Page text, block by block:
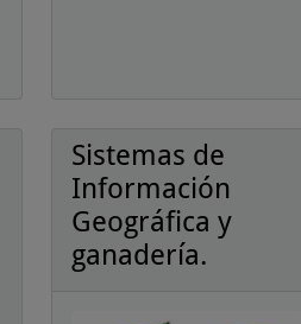
Sistemas de
Información
Geográfica y
ganadería.